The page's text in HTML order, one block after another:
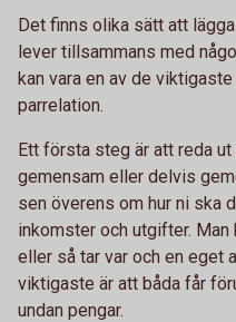
Det finns olika sätt att
lever tillsammans med
kan vara en av de
parrelation.
Ett första steg är att reda
gemensam eller delvis
sen överens om hur ni ska
inkomster och utgifter. Man
eller så tar var och en eget
viktigaste är att båda får
undan pengar.